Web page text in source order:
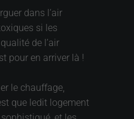
dans l’air
si les
de l’air
pour en arriver là !
le chauffage,
que ledit logement